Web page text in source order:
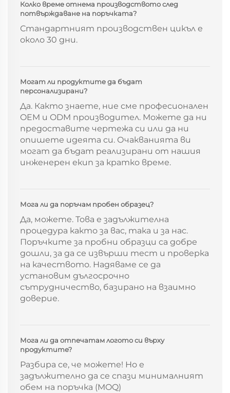
Колко време отнема производството след
потвърждаване на поръчката?
Стандартният производствен цикъл е
около 30 дни.
Могат ли продуктите да бъдат
персонализирани?
Да. Както знаете, ние сме професионален
OEM и ODM производител. Можете да ни
предоставите чертежа си или да ни
опишете идеята си. Очакванията ви
могат да бъдат реализирани от нашия
инженерен екип за кратко време.
Мога ли да поръчам пробен образец?
Да, можете. Това е задължителна
процедура както за вас, така и за нас.
Поръчките за пробни образци са добре
дошли, за да се извърши тест и проверка
на качеството. Надяваме се да
установим дългосрочно
сътрудничество, базирано на взаимно
доверие.
Мога ли да отпечатам логото си върху
продуктите?
Разбира се, че можете! Но е
задължително да се спази минималният
обем на поръчка (MOQ)